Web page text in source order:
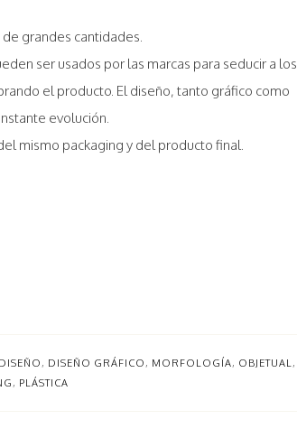
grandes cantidades.
ser usados por las marcas para seducir a los
el producto. El diseño, tanto gráfico como
evolución.
mismo packaging y del producto final.
DISEÑO , DISEÑO GRÁFICO , MORFOLOGÍA, OBJETUAL,
, PLÁSTICA